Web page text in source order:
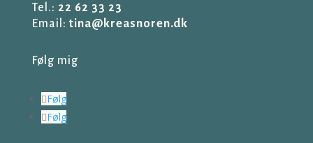
Tel.: 22 62 33 23
Email: tina@kreasnoren.dk
Følg mig
Følg
Følg